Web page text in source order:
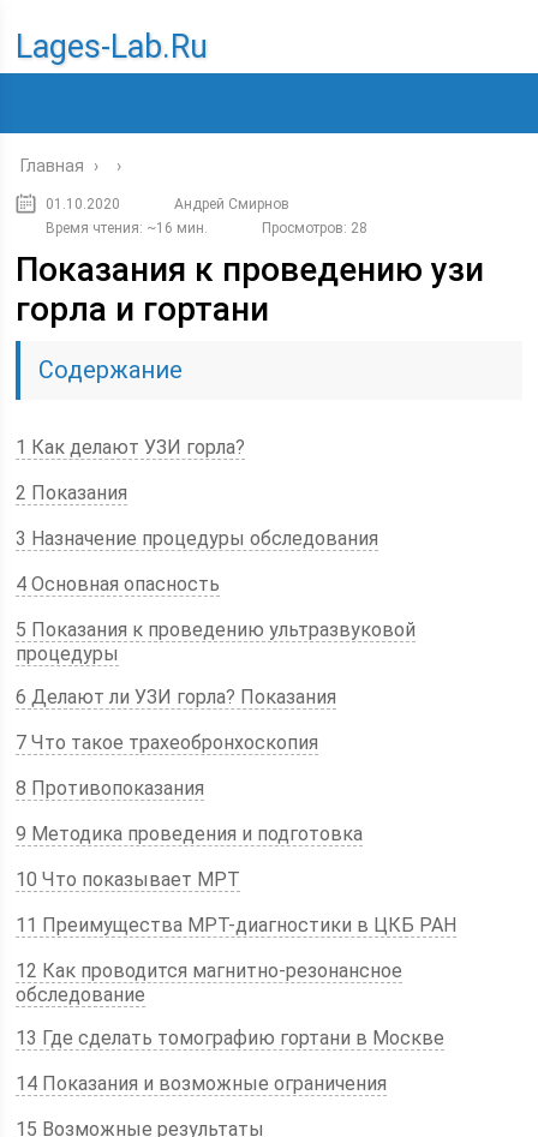
Lages-Lab.ru
Главная › ›
01.10.2020
Андрей Смирнов
Время чтения: ~16 мин.
Просмотров: 28
Показания к проведению узи
горла и гортани
Содержание
1 Как делают УЗИ горла?
2 Показания
3 Назначение процедуры обследования
4 Основная опасность
5 Показания к проведению ультразвуковой
процедуры
6 Делают ли УЗИ горла? Показания
7 Что такое трахеобронхоскопия
8 Противопоказания
9 Методика проведения и подготовка
10 Что показывает МРТ
11 Преимущества МРТ-диагностики в ЦКБ РАН
12 Как проводится магнитно-резонансное
обследование
13 Где сделать томографию гортани в Москве
14 Показания и возможные ограничения
15 Возможные результаты